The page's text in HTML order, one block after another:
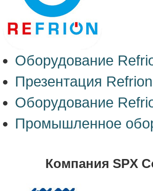
Оборудование
Презентация
Оборудование
Промышленное
Компания SPX